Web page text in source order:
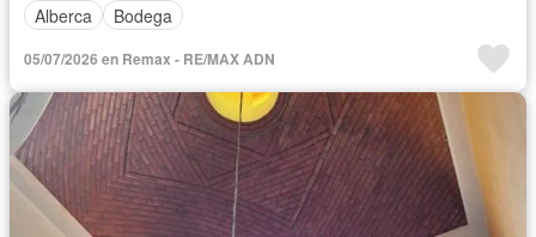
Alberca
Bodega
05/07/2026 en Remax - RE/MAX ADN